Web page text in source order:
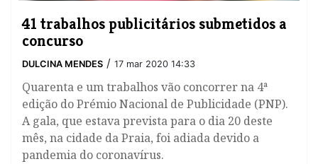
41 trabalhos publicitários submetidos a
concurso
DULCINA MENDES / 17 mar 2020 14:33
Quarenta e um trabalhos vão concorrer na 4ª
edição do Prémio Nacional de Publicidade (PNP).
A gala, que estava prevista para o dia 20 deste
mês, na cidade da Praia, foi adiada devido a
pandemia do coronavírus.